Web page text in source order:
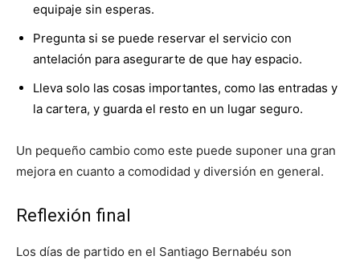
equipaje sin esperas.
Pregunta si se puede reservar el servicio con
antelación para asegurarte de que hay espacio.
Lleva solo las cosas importantes, como las entradas y
la cartera, y guarda el resto en un lugar seguro.
Un pequeño cambio como este puede suponer una gran
mejora en cuanto a comodidad y diversión en general.
Reflexión final
Los días de partido en el Santiago Bernabéu son